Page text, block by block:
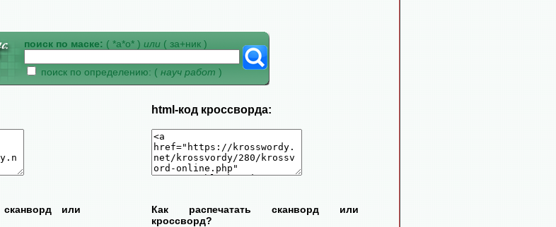
поиск по маске: ( *а*о* ) или ( за+ник )
поиск по определению: ( науч работ )
html-код кроссворда:
или
Как распечатать сканворд или
кроссворд?